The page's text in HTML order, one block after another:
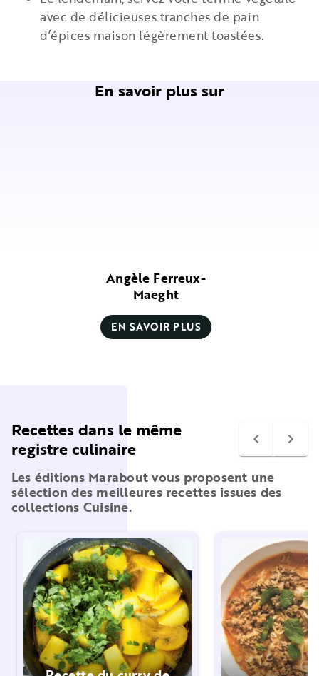
avec de délicieuses tranches de pain
d’épices maison légèrement toastées.
En savoir plus sur
Angèle Ferreux-
Maeght
EN SAVOIR PLUS
Recettes dans le même
registre culinaire
navigate_before navigate_next
Les éditions Marabout vous proposent une
sélection des meilleures recettes issues des
collections Cuisine.